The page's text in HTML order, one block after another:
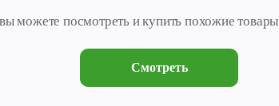
можете посмотреть и купить похожие
Смотреть